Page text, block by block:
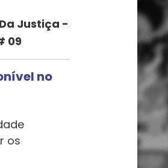
Justiça -
09
no
os